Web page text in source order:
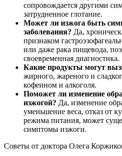
сопровождается другими
затрудненное глотание.
Может ли изжога быть
заболевания? Да,
признаком
или даже рака пищевода,
своевременная диагностика.
Какие продукты могут
жирного, жареного и
кофеином и алкоголя.
Поможет ли изменение
изжогой? Да, изменение
уменьшение веса, отказ от
режима питания, может
симптомы изжоги.
Советы от доктора Олега